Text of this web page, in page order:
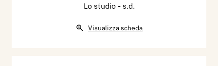
Lo studio - s.d.
Visualizza scheda